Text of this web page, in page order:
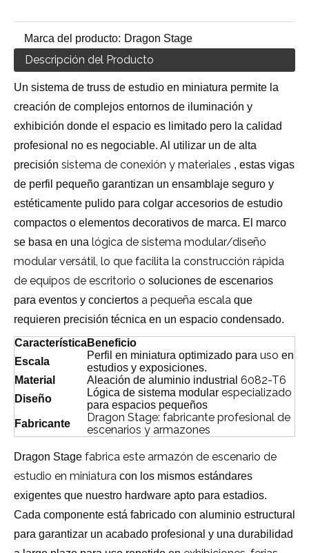
Marca del producto: Dragon Stage
Descripción del Producto
Un sistema de truss de estudio en miniatura permite la
creación de complejos entornos de iluminación y
exhibición donde el espacio es limitado pero la calidad
profesional no es negociable. Al utilizar un de alta
precisión sistema de conexión y materiales , estas vigas
de perfil pequeño garantizan un ensamblaje seguro y
estéticamente pulido para colgar accesorios de estudio
compactos o elementos decorativos de marca. El marco
se basa en una lógica de sistema modular/diseño
modular versátil, lo que facilita la construcción rápida
de equipos de escritorio o soluciones de escenarios
para eventos y conciertos a pequeña escala que
requieren precisión técnica en un espacio condensado.
CaracterísticaBeneficio
Escala
Perfil en miniatura optimizado para uso en
estudios y exposiciones.
Material
Aleación de aluminio industrial 6082-T6
Diseño
Lógica de sistema modular especializado
para espacios pequeños
Fabricante
Dragon Stage: fabricante profesional de
escenarios y armazones
Dragon Stage fabrica este armazón de escenario de
estudio en miniatura con los mismos estándares
exigentes que nuestro hardware apto para estadios.
Cada componente está fabricado con aluminio estructural
para garantizar un acabado profesional y una durabilidad